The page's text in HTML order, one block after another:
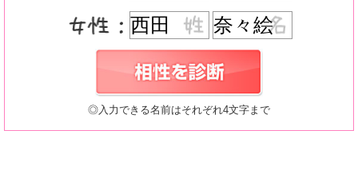
◎入力できる名前はそれぞれ4文字まで